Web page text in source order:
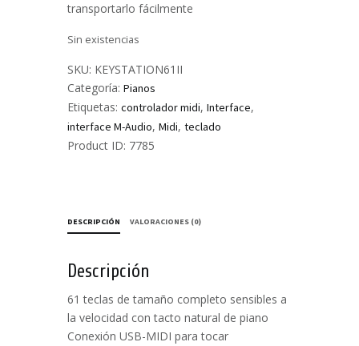
transportarlo fácilmente
Sin existencias
SKU: KEYSTATION61II
Categoría: Pianos
Etiquetas: controlador midi, Interface,
interface M-Audio, Midi, teclado
Product ID: 7785
DESCRIPCIÓN VALORACIONES (0)
Descripción
61 teclas de tamaño completo sensibles a
la velocidad con tacto natural de piano
Conexión USB-MIDI para tocar